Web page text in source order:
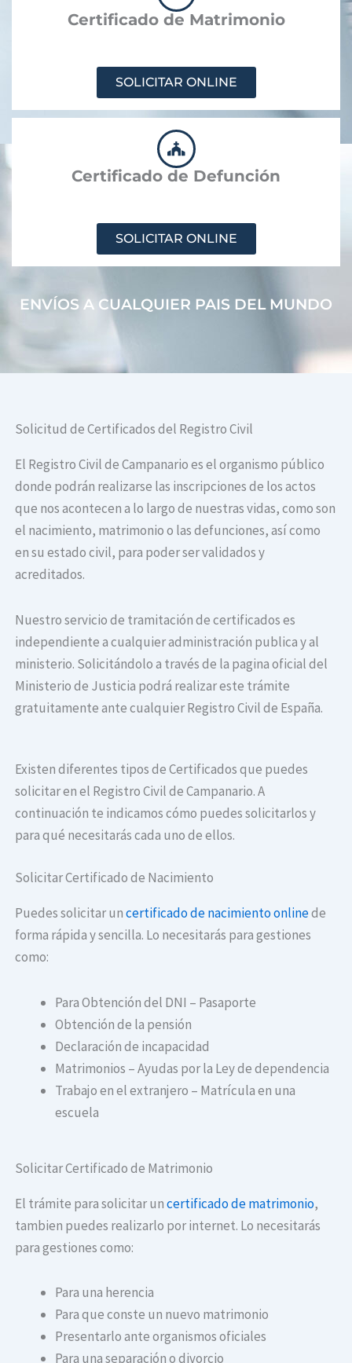
Certificado de Matrimonio
SOLICITAR ONLINE
Certificado de Defunción
SOLICITAR ONLINE
ENVÍOS A CUALQUIER PAIS DEL MUNDO
Solicitud de Certificados del Registro Civil
El Registro Civil de Campanario es el organismo público
donde podrán realizarse las inscripciones de los actos
que nos acontecen a lo largo de nuestras vidas, como son
el nacimiento, matrimonio o las defunciones, así como
en su estado civil, para poder ser validados y
acreditados.
Nuestro servicio de tramitación de certificados es
independiente a cualquier administración publica y al
ministerio. Solicitándolo a través de la pagina oficial del
Ministerio de Justicia podrá realizar este trámite
gratuitamente ante cualquier Registro Civil de España.
Existen diferentes tipos de Certificados que puedes
solicitar en el Registro Civil de Campanario. A
continuación te indicamos cómo puedes solicitarlos y
para qué necesitarás cada uno de ellos.
Solicitar Certificado de Nacimiento
Puedes solicitar uncertificado de nacimiento onlinede
forma rápida y sencilla. Lo necesitarás para gestiones
como:
Para Obtención del DNI – Pasaporte
Obtención de la pensión
Declaración de incapacidad
Matrimonios – Ayudas por la Ley de dependencia
Trabajo en el extranjero – Matrícula en una
escuela
Solicitar Certificado de Matrimonio
El trámite para solicitar uncertificado de matrimonio,
tambien puedes realizarlo por internet. Lo necesitarás
para gestiones como:
Para una herencia
Para que conste un nuevo matrimonio
Presentarlo ante organismos oficiales
Para una separación o divorcio